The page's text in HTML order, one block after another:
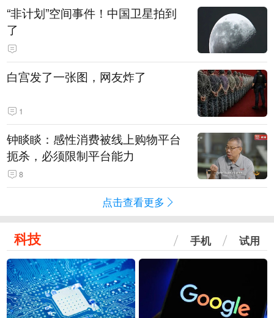
“非计划”空间事件！中国卫星拍到
了
白宫发了一张图，网友炸了
1
钟睒睒：感性消费被线上购物平台
扼杀，必须限制平台能力
8
点击查看更多
科技 手机 试用